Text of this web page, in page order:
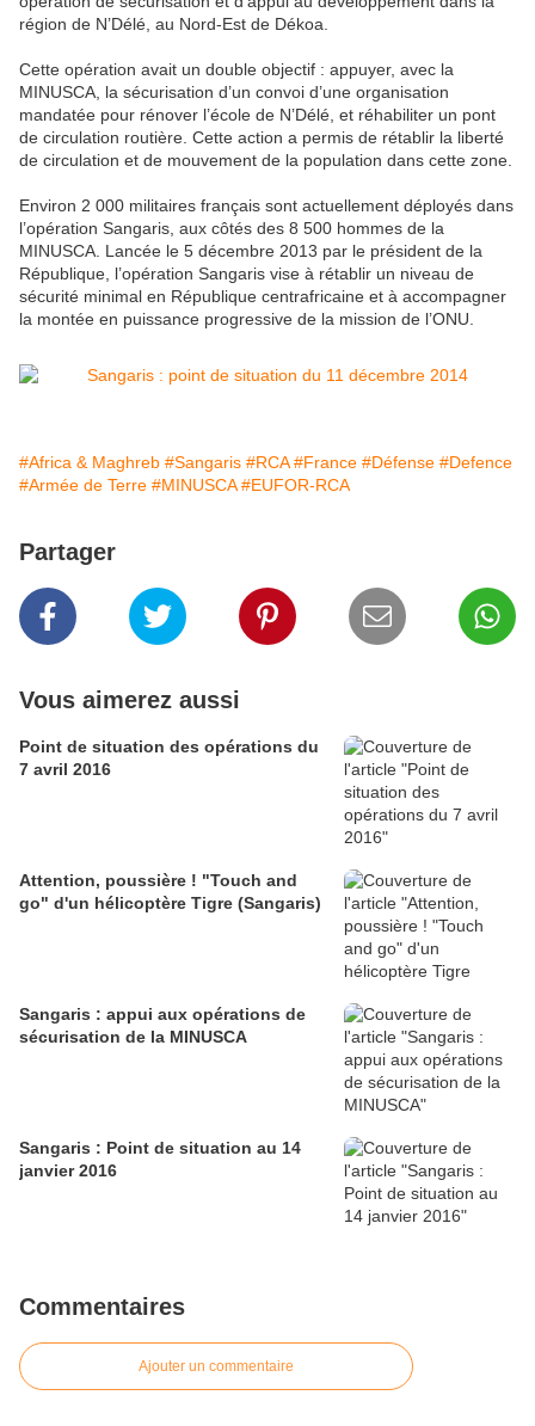
région de N’Délé, au Nord-Est de Dékoa.
Cette opération avait un double objectif : appuyer, avec la
MINUSCA, la sécurisation d’un convoi d’une organisation
mandatée pour rénover l’école de N’Délé, et réhabiliter un pont
de circulation routière. Cette action a permis de rétablir la liberté
de circulation et de mouvement de la population dans cette zone.
Environ 2 000 militaires français sont actuellement déployés dans
l’opération Sangaris, aux côtés des 8 500 hommes de la
MINUSCA. Lancée le 5 décembre 2013 par le président de la
République, l’opération Sangaris vise à rétablir un niveau de
sécurité minimal en République centrafricaine et à accompagner
la montée en puissance progressive de la mission de l’ONU.
#Africa & Maghreb #Sangaris #RCA #France #Défense #Defence
#Armée de Terre #MINUSCA #EUFOR-RCA
Partager
Vous aimerez aussi
Point de situation des opérations du
7 avril 2016
Attention, poussière ! "Touch and
go" d'un hélicoptère Tigre (Sangaris)
Sangaris : appui aux opérations de
sécurisation de la MINUSCA
Sangaris : Point de situation au 14
janvier 2016
Commentaires
Ajouter un commentaire